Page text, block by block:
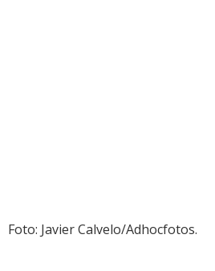
Foto: Javier Calvelo/Adhocfotos.